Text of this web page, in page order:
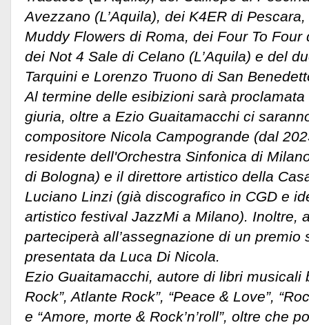
Avezzano (L’Aquila), dei K4ER di
Muddy Flowers di Roma, dei Four To Four
dei Not 4 Sale di Celano (L’Aquila) e del
Tarquini e Lorenzo Truono di San
Al termine delle esibizioni sarà
giuria, oltre a Ezio Guaitamacchi ci
compositore Nicola Campogrande (dal
residente dell'Orchestra Sinfonica di
di Bologna) e il direttore artistico della
Luciano Linzi (già discografico in CGD e
artistico festival JazzMi a Milano). Inoltre,
parteciperà all’assegnazione di un premio
presentata da Luca Di Nicola.
Ezio Guaitamacchi, autore di libri musicali
Rock”, Atlante Rock”, “Peace & Love”,
e “Amore, morte & Rock’n’roll”, oltre che